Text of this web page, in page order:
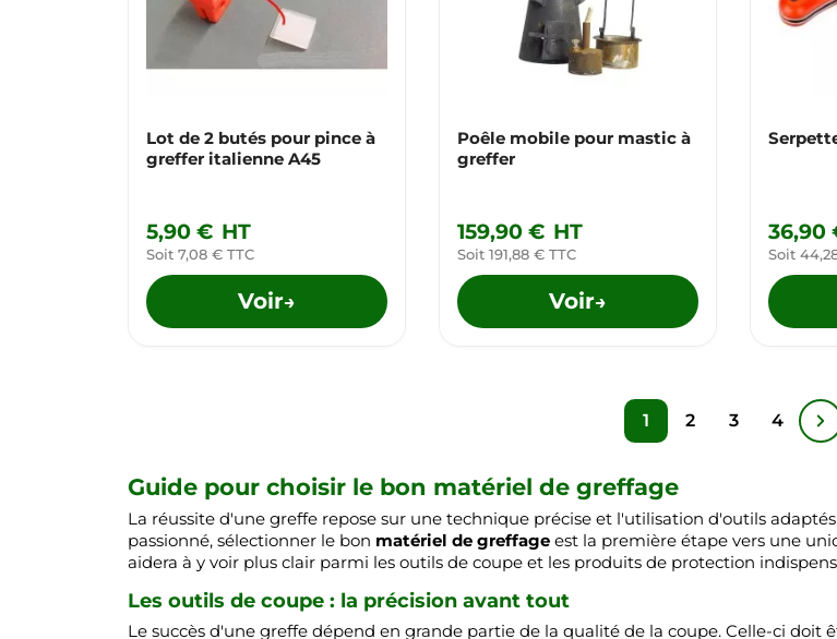
Lot de 2 butés pour pince à
greffer italienne A45
5,90 € HT
Soit 7,08 € TTC
Voir→
Poêle mobile pour mastic à
greffer
159,90 € HT
Soit 191,88 € TTC
Voir→
36,90
Soit
1 2 3 4
Guide pour choisir le bon matériel de greffage
La réussite d'une greffe repose sur une technique précise et l'utilisation d'outils
passionné, sélectionner le bon matériel de greffage est la première étape vers une
aidera à y voir plus clair parmi les outils de coupe et les produits de protection
Les outils de coupe : la précision avant tout
Le succès d'une greffe dépend en grande partie de la qualité de la coupe. Celle-ci doit